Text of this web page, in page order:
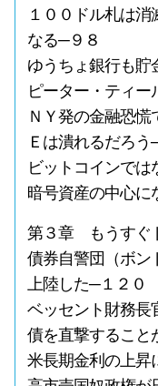
１００ドル札は
なる─９８
ゆうちょ銀行も貯
ピーター・ティ
ＮＹ発の金融恐
Ｅは潰れるだろう
ビットコインで
暗号資産の中心に
第３章 もうすぐ
債券自警団（ボン
上陸した─１２０
ベッセント財務長
債を直撃すること
米長期金利の上昇